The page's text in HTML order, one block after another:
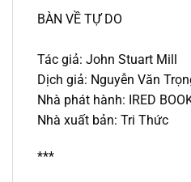
BÀN VỀ TỰ DO
Tác giả: John Stuart Mill
Dịch giả: Nguyễn Văn
Nhà phát hành: IRED
Nhà xuất bản: Tri Thức
***